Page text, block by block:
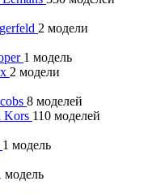
2 модели
1 модель
2 модели
8 моделей
Kors 110 моделей
1 модель
модель